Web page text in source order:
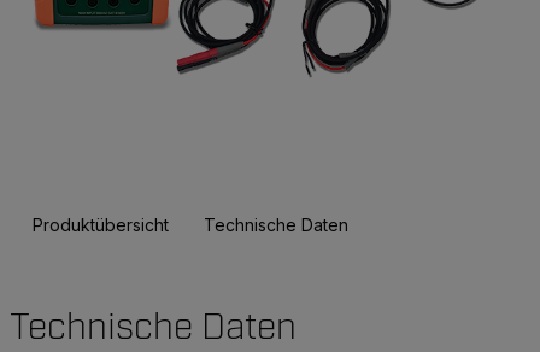
Produktübersicht Technische Daten
Technische Daten